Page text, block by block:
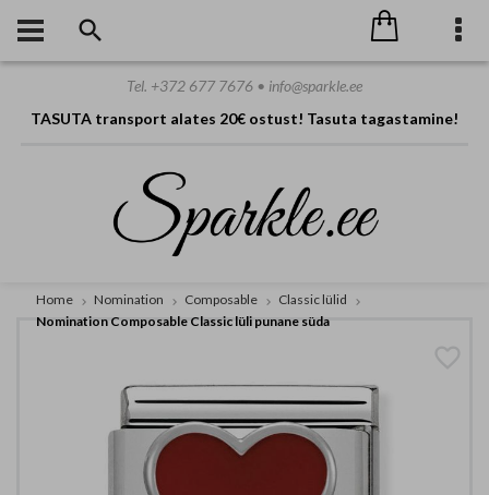
TASUTA transport alates 20€ ostust! Tasuta tagastamine!
Tel. +372 677 7676 • info@sparkle.ee
Home Nomination Composable
Classic lülid
Nomination Composable Classic lüli punane süda